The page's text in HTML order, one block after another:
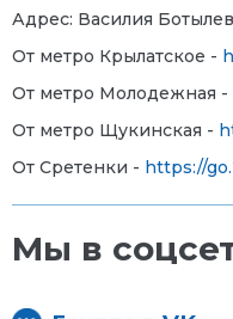
Адрес: Василия
От метро Крылатское -
От метро Молодежная -
От метро Щукинская -
От Сретенки - https://
Мы в